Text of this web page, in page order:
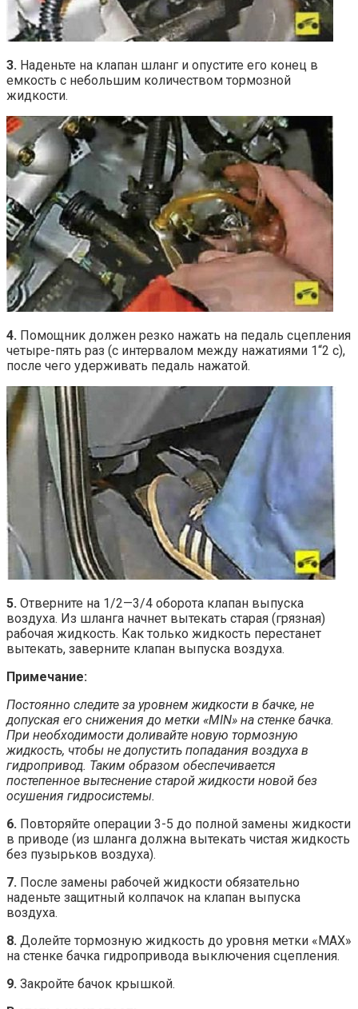
3. Наденьте на клапан шланг и опустите его конец в
емкость с небольшим количеством тормозной
жидкости.
4. Помощник должен резко нажать на педаль сцепления
четыре-пять раз (с интервалом между нажатиями 1“2 с),
после чего удерживать педаль нажатой.
5. Отверните на 1/2—3/4 оборота клапан выпуска
воздуха. Из шланга начнет вытекать старая (грязная)
рабочая жидкость. Как только жидкость перестанет
вытекать, заверните клапан выпуска воздуха.
Примечание:
Постоянно следите за уровнем жидкости в бачке, не
допуская его снижения до метки «MIN» на стенке бачка.
При необходимости доливайте новую тормозную
жидкость, чтобы не допустить попадания воздуха в
гидропривод. Таким образом обеспечивается
постепенное вытеснение старой жидкости новой без
осушения гидросистемы.
6. Повторяйте операции 3-5 до полной замены жидкости
в приводе (из шланга должна вытекать чистая жидкость
без пузырьков воздуха).
7. После замены рабочей жидкости обязательно
наденьте защитный колпачок на клапан выпуска
воздуха.
8. Долейте тормозную жидкость до уровня метки «МАХ»
на стенке бачка гидропривода выключения сцепления.
9. Закройте бачок крышкой.